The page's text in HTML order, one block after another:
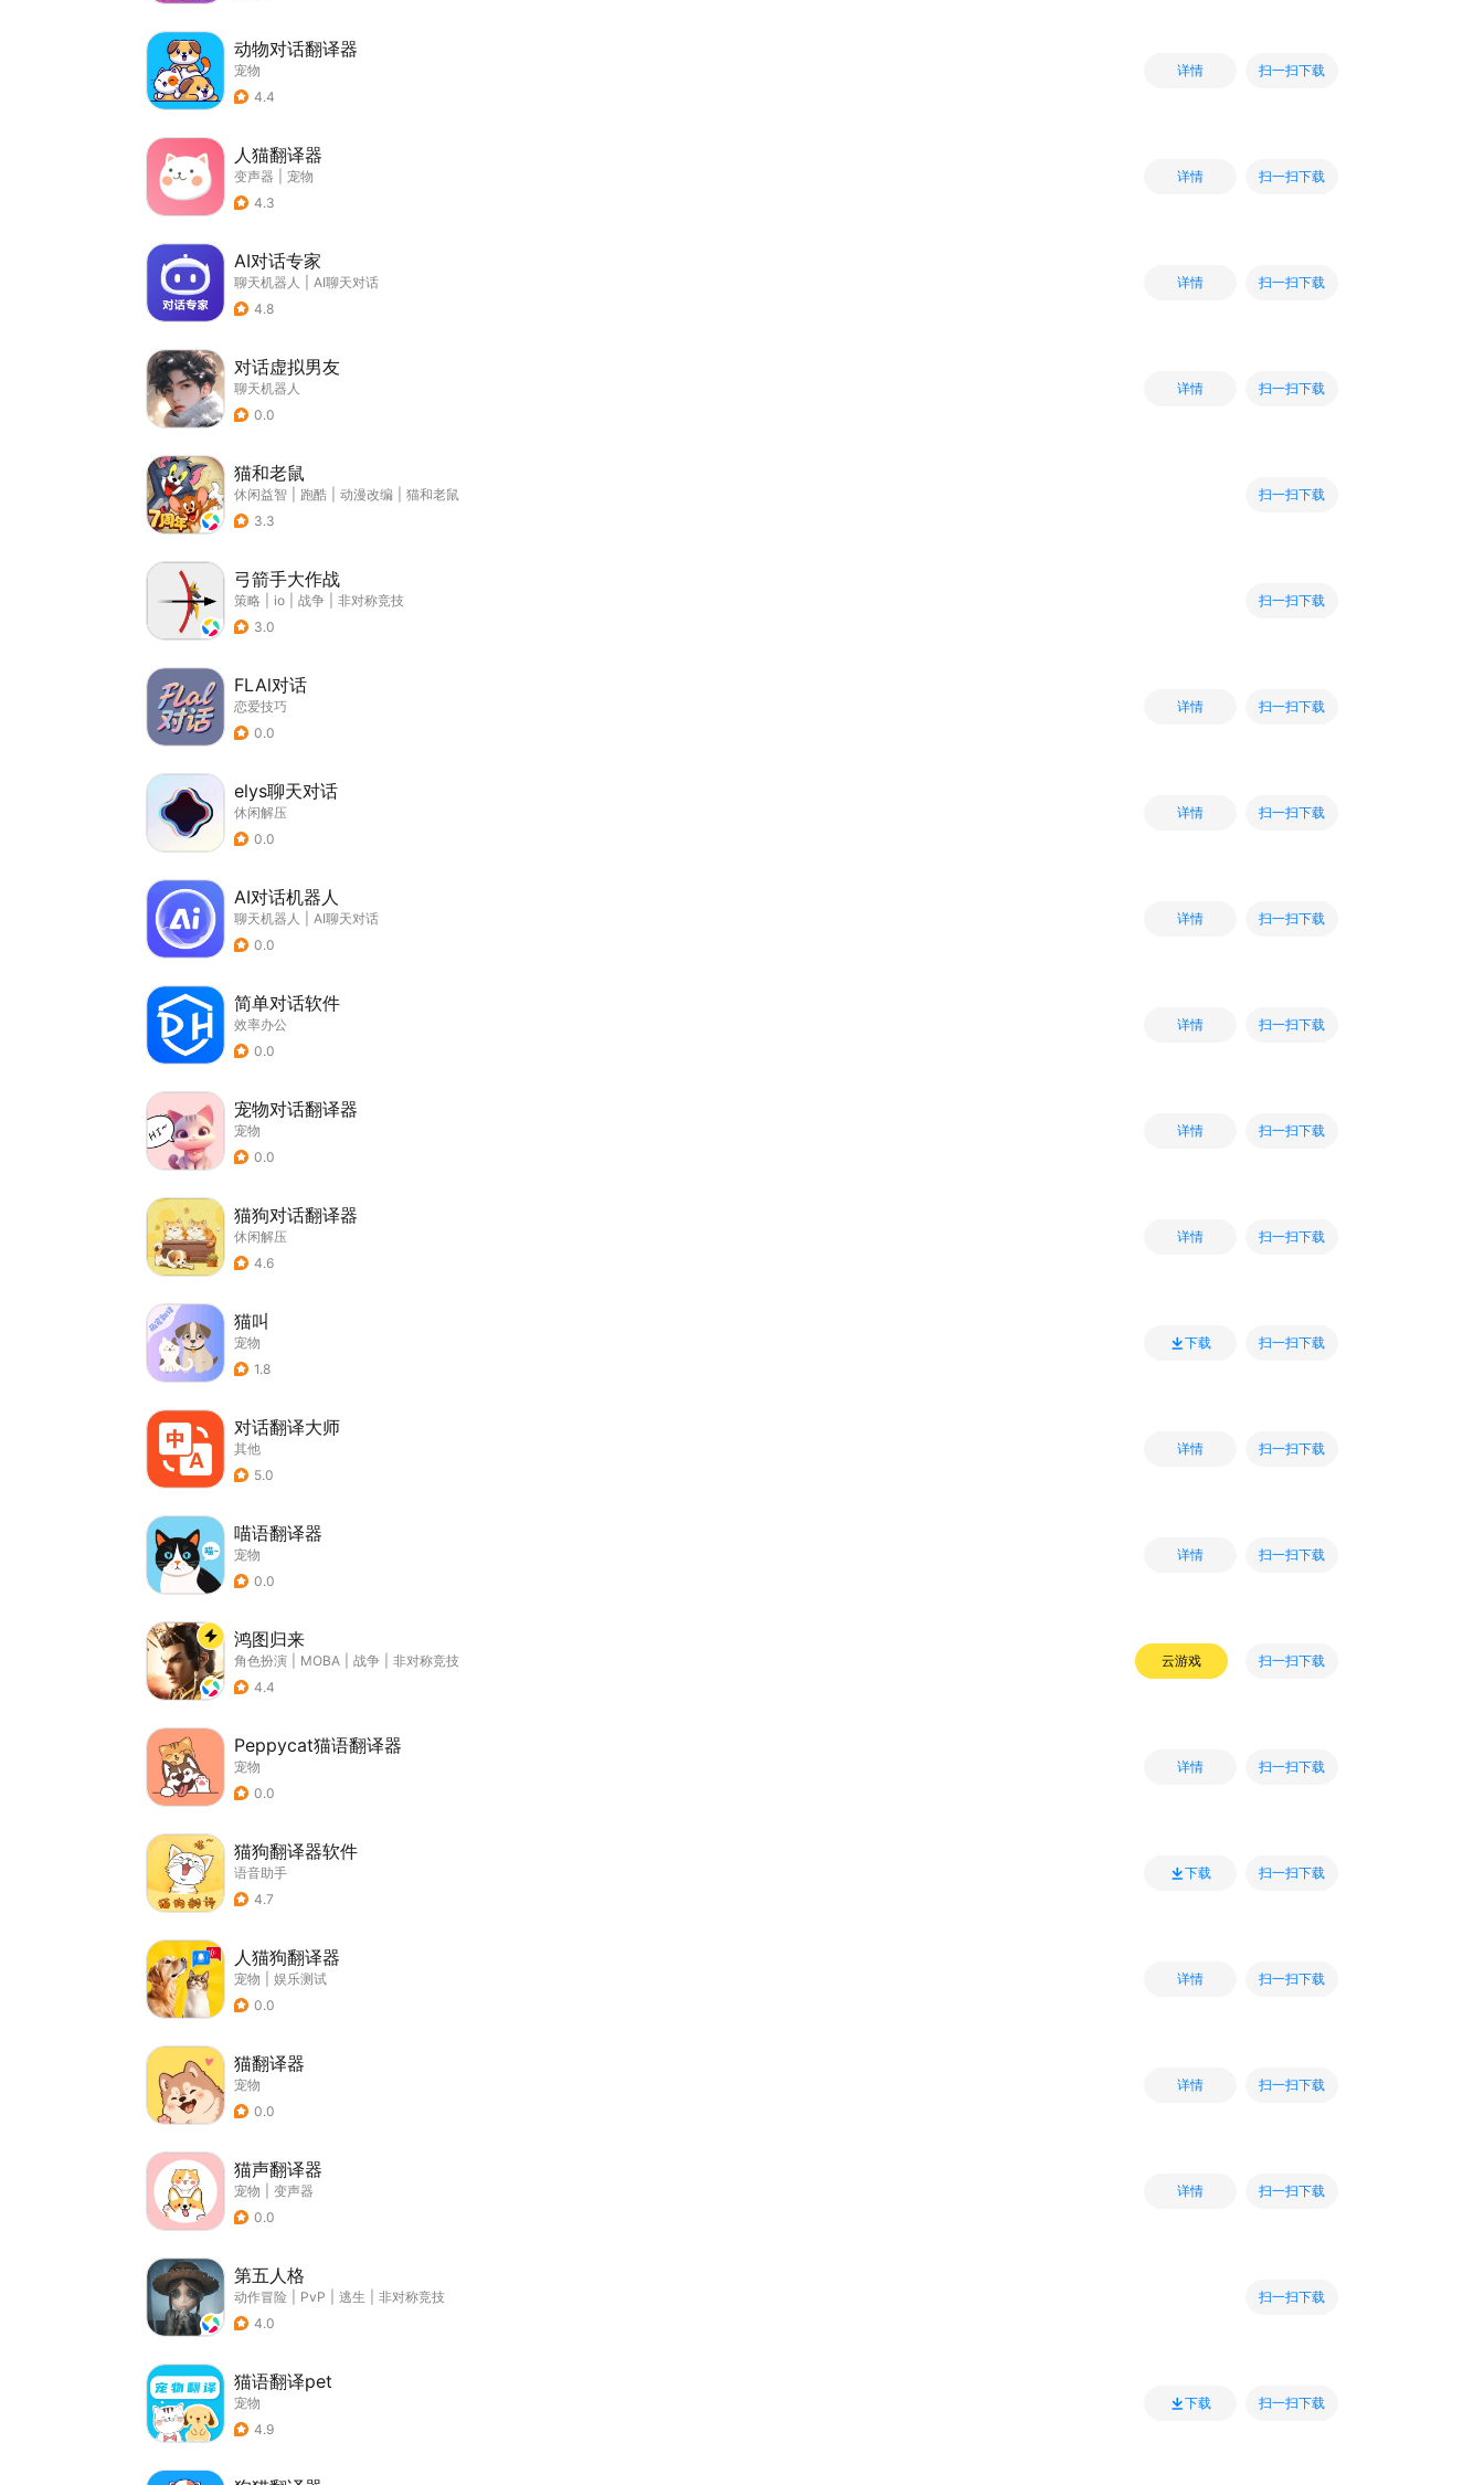
动物对话翻译器
宠物
4.4
详情 扫一扫下载
人猫翻译器
变声器
宠物
4.3
详情 扫一扫下载
AI对话专家
聊天机器人
AI聊天对话
4.8
详情 扫一扫下载
对话虚拟男友
聊天机器人
0.0
详情 扫一扫下载
猫和老鼠
休闲益智 跑酷 动漫改编
猫和老鼠
3.3
扫一扫下载
弓箭手大作战
策略 io 战争
非对称竞技
3.0
扫一扫下载
FLAl对话
恋爱技巧
0.0
详情 扫一扫下载
elys聊天对话
休闲解压
0.0
详情 扫一扫下载
AI对话机器人
聊天机器人
AI聊天对话
0.0
详情 扫一扫下载
简单对话软件
效率办公
0.0
详情 扫一扫下载
宠物对话翻译器
宠物
0.0
详情 扫一扫下载
猫狗对话翻译器
休闲解压
4.6
详情 扫一扫下载
猫叫
宠物
1.8
下载 扫一扫下载
对话翻译大师
其他
5.0
详情 扫一扫下载
喵语翻译器
宠物
0.0
详情 扫一扫下载
鸿图归来
角色扮演 MOBA 战争
非对称竞技
4.4
云游戏 扫一扫下载
Peppycat猫语翻译器
宠物
0.0
详情 扫一扫下载
猫狗翻译器软件
语音助手
4.7
下载 扫一扫下载
人猫狗翻译器
宠物
娱乐测试
0.0
详情 扫一扫下载
猫翻译器
宠物
0.0
详情 扫一扫下载
猫声翻译器
宠物
变声器
0.0
详情 扫一扫下载
第五人格
动作冒险 PvP 逃生
非对称竞技
4.0
扫一扫下载
猫语翻译pet
宠物
4.9
下载 扫一扫下载